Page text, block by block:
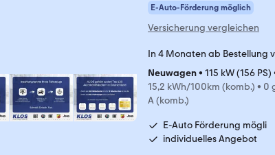
E-Auto-Förderung möglich
Versicherung vergleichen
In 4 Monaten ab Bestellung
Neuwagen• 115 kW (156 PS)
15,2 kWh/100km (komb.) • 0
A (komb.)
E-Auto Förderung mögli
individuelles Angebot